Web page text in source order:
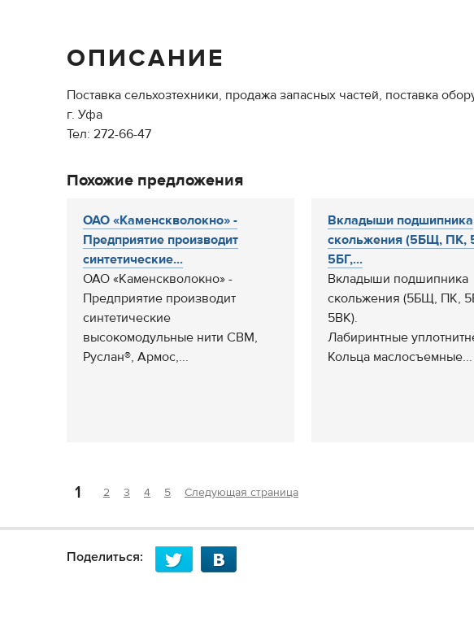
ОПИСАНИЕ
Поставка сельхозтехники, продажа запасных частей, поставка
г. Уфа
Тел: 272-66-47
Похожие предложения
ОАО «Каменскволокно» -
Предприятие производит
синтетические...
ОАО «Каменскволокно» -
Предприятие производит
синтетические
высокомодульные нити СВМ,
Руслан®, Армос,...
Вкладыши подшипника
скольжения (5БЩ, ПК,
5БГ,...
Вкладыши подшипника
скольжения (5БЩ, ПК,
5ВК).
Лабиринтные
Кольца маслосъемные...
1 2 3 4 5 Следующая страница
Поделиться: